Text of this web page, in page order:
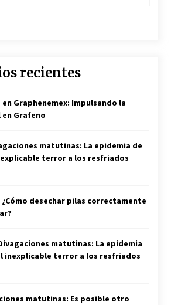
recientes
en Graphenemex: Impulsando la
Grafeno
matutinas: La epidemia de
terror a los resfriados
¿Cómo desechar pilas correctamente
matutinas: La epidemia
inexplicable terror a los resfriados
matutinas: Es posible otro